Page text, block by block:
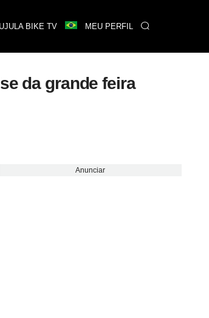
BIKE TV MEU PERFIL
da grande feira
Anunciar